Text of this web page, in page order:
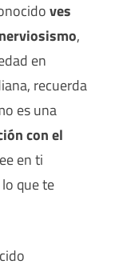
ves
,
en
recuerda
es una
con el
en ti
que te